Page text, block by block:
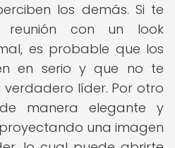
los demás. Si te
con un look
es probable que los
en serio y que no te
líder. Por otro
manera elegante y
una imagen